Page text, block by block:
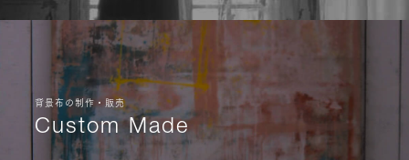
背景布の制作・販売
Custom Made